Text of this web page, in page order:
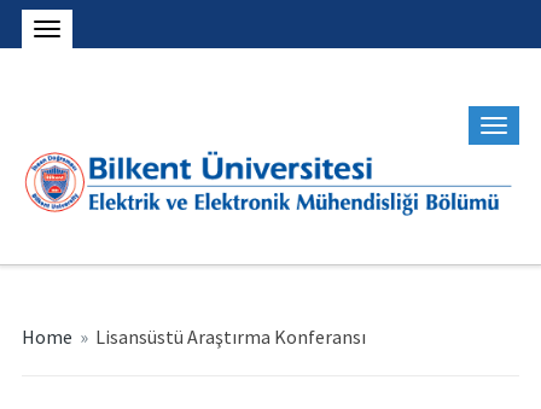
Home » Lisansüstü Araştırma Konferansı